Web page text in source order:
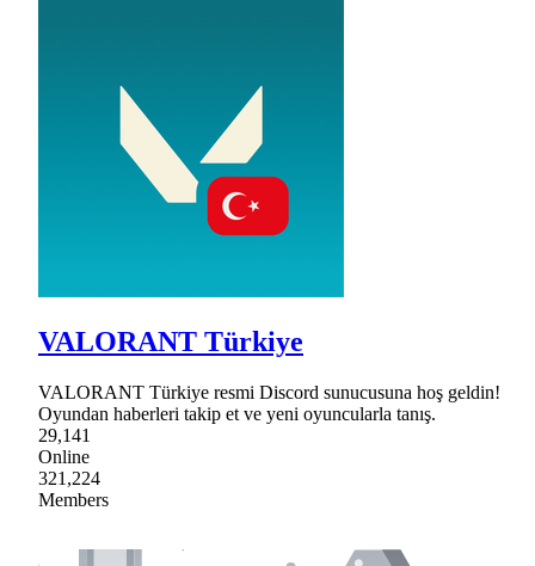
VALORANT Türkiye
VALORANT Türkiye resmi Discord sunucusuna hoş geldin!
Oyundan haberleri takip et ve yeni oyuncularla tanış.
29,141
Online
321,224
Members